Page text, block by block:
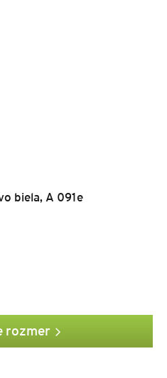
biela, A 091e
rozmer